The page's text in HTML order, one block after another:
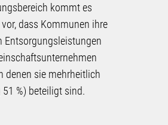
kommt es
dass Kommunen ihre
Entsorgungsleistungen
denen sie mehrheitlich
51 %) beteiligt sind.